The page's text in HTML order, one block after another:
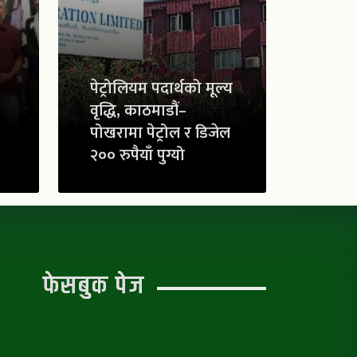
पेट्रोलियम पदार्थको मूल्य
वृद्धि, काठमाडौं–
पोखरामा पेट्रोल र डिजेल
२०० रुपैयाँ पुग्यो
फेसबुक पेज